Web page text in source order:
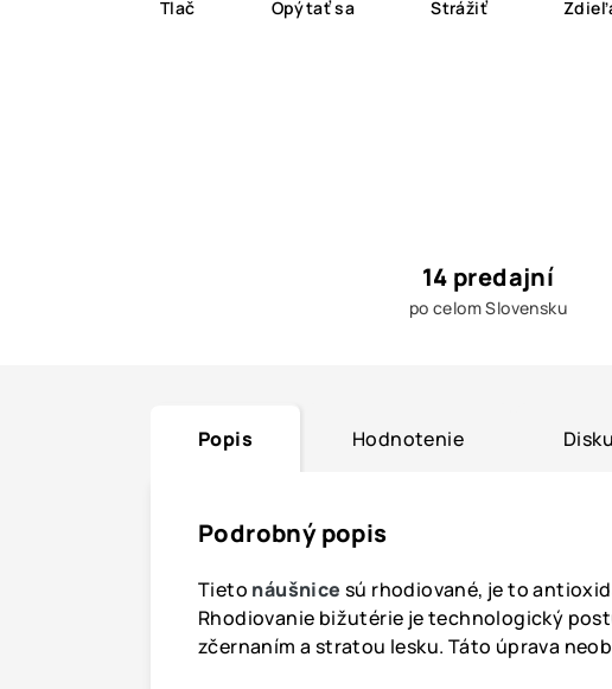
Tlač Opýtať sa Strážiť
14 predajní
po celom Slovensku
Popis Hodnotenie
Podrobný popis
Tieto náušnice sú rhodiované, je to
Rhodiovanie bižutérie je technologický
zčernaním a stratou lesku. Táto úprava